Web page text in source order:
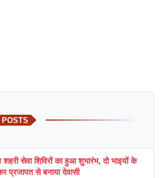
POSTS
सेवा शिविरों का हुआ शुभारंभ, दो भाइयों के
प्रजापत से बनाया देवासी